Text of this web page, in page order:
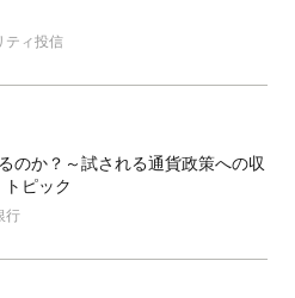
ティ投信
のか？～試される通貨政策への収
ピック
行